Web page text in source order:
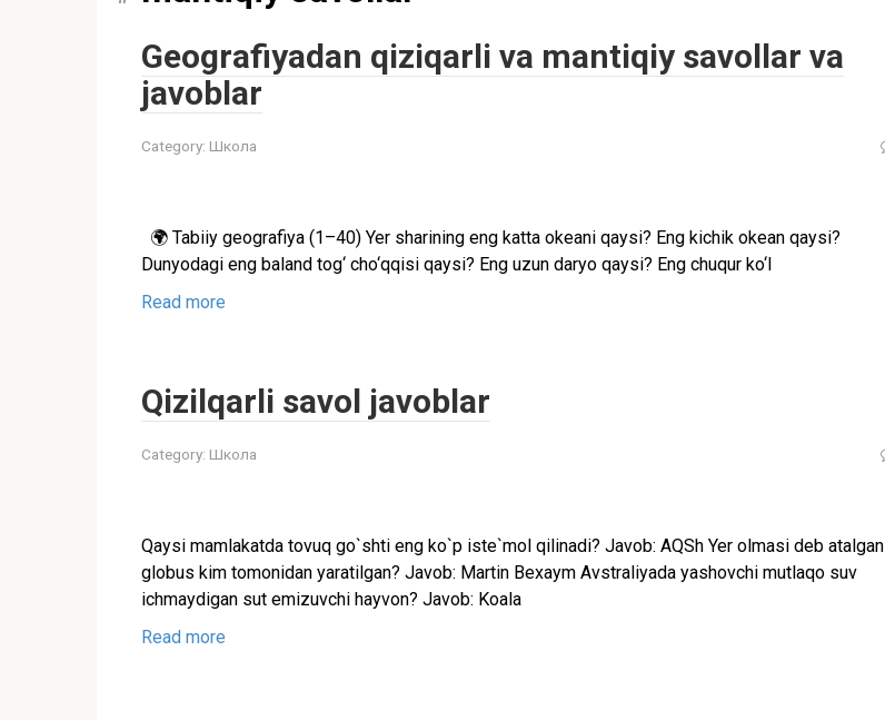
Geografiyadan qiziqarli va mantiqiy savollar va
javoblar
Category: Школа
🌍 Tabiiy geografiya (1–40) Yer sharining eng katta okeani qaysi? Eng kichik okean qaysi?
Dunyodagi eng baland tog‘ cho‘qqisi qaysi? Eng uzun daryo qaysi? Eng chuqur ko‘l
Read more
Qizilqarli savol javoblar
Category: Школа
Qaysi mamlakatda tovuq go`shti eng ko`p iste`mol qilinadi? Javob: AQSh Yer olmasi deb atalgan
globus kim tomonidan yaratilgan? Javob: Martin Bexaym Avstraliyada yashovchi mutlaqo suv
ichmaydigan sut emizuvchi hayvon? Javob: Koala
Read more